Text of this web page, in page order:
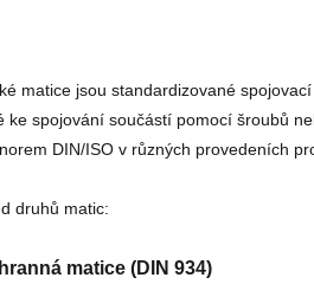
matice jsou standardizované
ke spojování součástí pomocí šroubů
DIN/ISO v různých provedeních
druhů matic:
matice (DIN 934)